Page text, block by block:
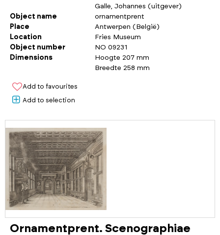
Galle, Johannes (uitgever)
Object name
ornamentprent
Place
Antwerpen (België)
Location
Fries Museum
Object number
NO 09231
Dimensions
Hoogte 207 mm
Breedte 258 mm
Add to favourites
Add to selection
Ornamentprent. Scenographiae